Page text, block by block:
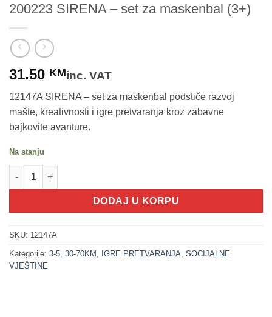
200223 SIRENA – set za maskenbal (3+)
31.50 KMinc. VAT
12147A SIRENA – set za maskenbal podstiče razvoj
mašte, kreativnosti i igre pretvaranja kroz zabavne
bajkovite avanture.
Na stanju
200223 SIRENA - set za maskenbal (3+) količina
DODAJ U KORPU
SKU: 12147A
Kategorije: 3-5 30-70KM IGRE PRETVARANJA SOCIJALNE
VJEŠTINE